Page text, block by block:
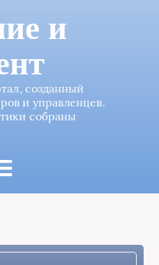
и
созданный
и управленцев.
собраны